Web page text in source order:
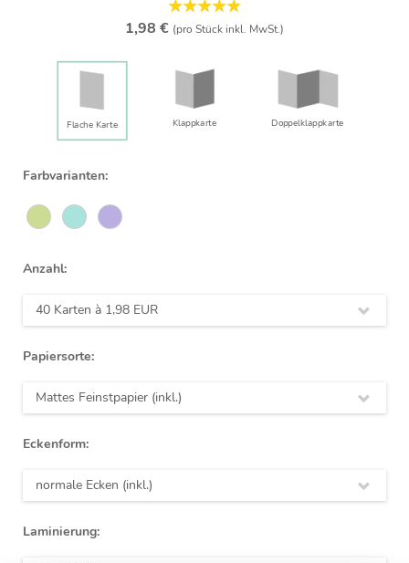
1,98 € (pro Stück inkl. MwSt.)
Flache Karte Klappkarte Doppelklapp­karte
Farbvarianten:
Anzahl:
40 Karten à 1,98 EUR
Papiersorte:
Mattes Feinstpapier (inkl.)
Eckenform:
normale Ecken (inkl.)
Laminierung: